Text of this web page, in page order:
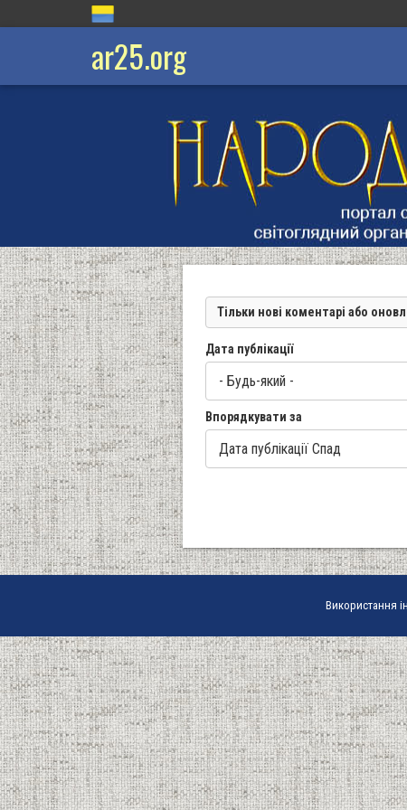
ar25.org
Тільки нові коментарі або
Дата публікації
Впорядкувати за
Використання